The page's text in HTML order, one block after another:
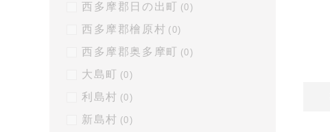
西多摩郡日の出町 (0)
西多摩郡檜原村 (0)
西多摩郡奥多摩町 (0)
大島町 (0)
利島村 (0)
新島村 (0)